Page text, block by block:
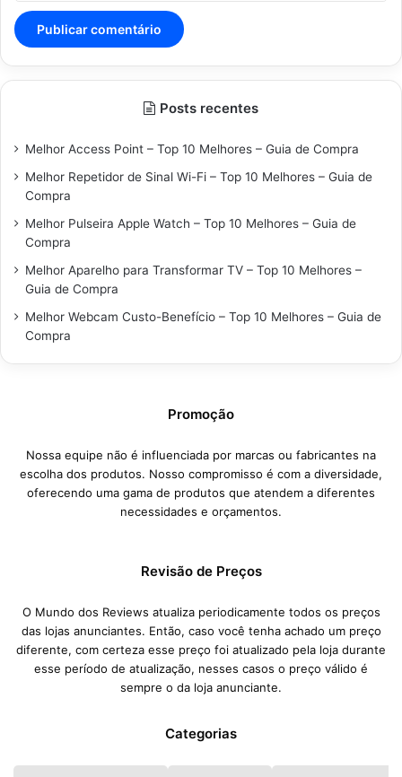
Posts recentes
Melhor Access Point – Top 10 Melhores – Guia de Compra
Melhor Repetidor de Sinal Wi-Fi – Top 10 Melhores – Guia de
Compra
Melhor Pulseira Apple Watch – Top 10 Melhores – Guia de
Compra
Melhor Aparelho para Transformar TV – Top 10 Melhores –
Guia de Compra
Melhor Webcam Custo-Benefício – Top 10 Melhores – Guia de
Compra
Promoção
Nossa equipe não é influenciada por marcas ou fabricantes na
escolha dos produtos. Nosso compromisso é com a diversidade,
oferecendo uma gama de produtos que atendem a diferentes
necessidades e orçamentos.
Revisão de Preços
O Mundo dos Reviews atualiza periodicamente todos os preços
das lojas anunciantes. Então, caso você tenha achado um preço
diferente, com certeza esse preço foi atualizado pela loja durante
esse período de atualização, nesses casos o preço válido é
sempre o da loja anunciante.
Categorias